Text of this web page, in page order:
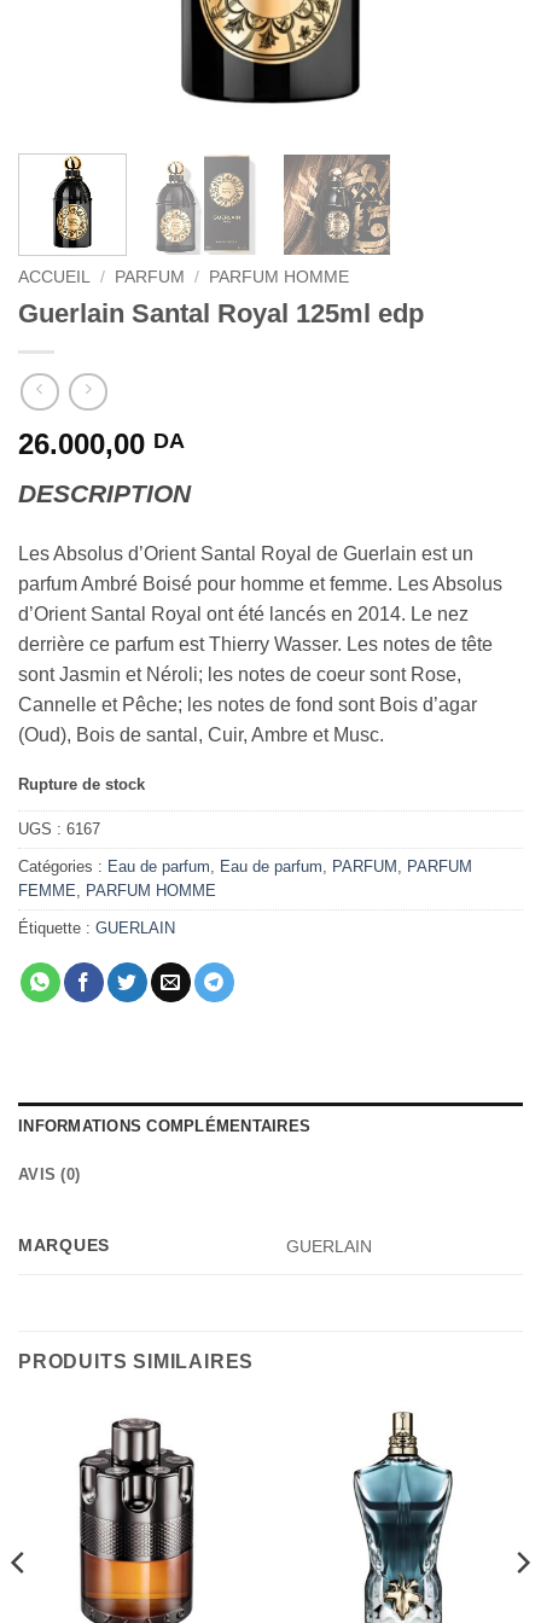
ACCUEIL / PARFUM / PARFUM HOMME
Guerlain Santal Royal 125ml edp
26.000,00 DA
DESCRIPTION
Les Absolus d’Orient Santal Royal de Guerlain est un
parfum Ambré Boisé pour homme et femme. Les Absolus
d’Orient Santal Royal ont été lancés en 2014. Le nez
derrière ce parfum est Thierry Wasser. Les notes de tête
sont Jasmin et Néroli; les notes de coeur sont Rose,
Cannelle et Pêche; les notes de fond sont Bois d’agar
(Oud), Bois de santal, Cuir, Ambre et Musc.
Rupture de stock
UGS : 6167
Catégories : Eau de parfum Eau de parfum PARFUM
PARFUM
FEMME
PARFUM HOMME
Étiquette : GUERLAIN
INFORMATIONS COMPLÉMENTAIRES
AVIS (0)
MARQUES GUERLAIN
PRODUITS SIMILAIRES